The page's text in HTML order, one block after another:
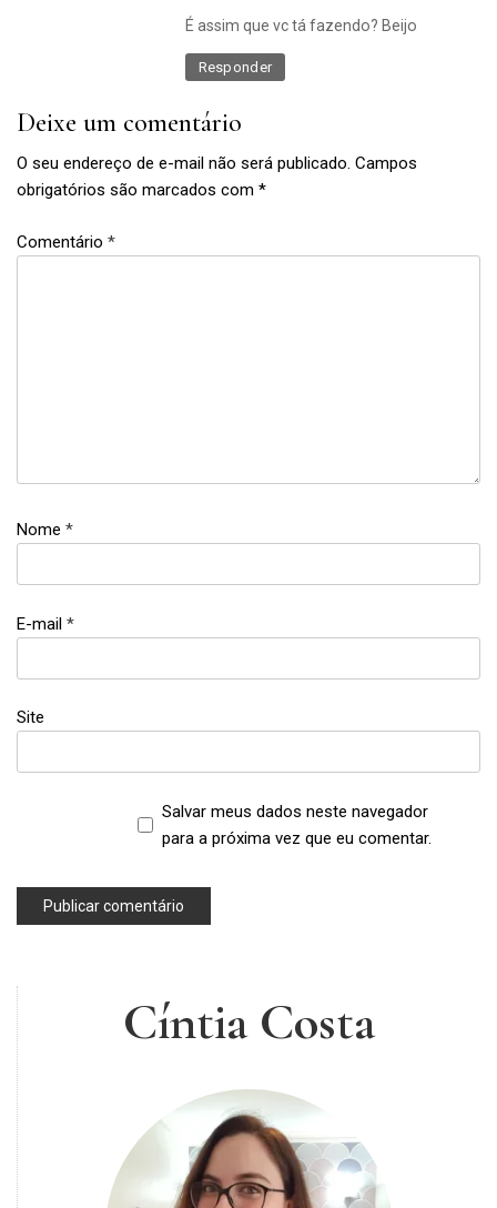
É assim que vc tá fazendo? Beijo
Responder
Deixe um comentário
O seu endereço de e-mail não será publicado. Campos
obrigatórios são marcados com *
Comentário *
Nome *
E-mail *
Site
Salvar meus dados neste navegador
para a próxima vez que eu comentar.
Cíntia Costa